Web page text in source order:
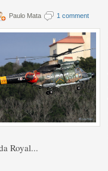
Paulo Mata 1 comment
Royal...